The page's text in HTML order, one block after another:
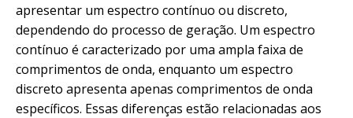
apresentar um espectro contínuo ou discreto,
dependendo do processo de geração. Um espectro
contínuo é caracterizado por uma ampla faixa de
comprimentos de onda, enquanto um espectro
discreto apresenta apenas comprimentos de onda
específicos. Essas diferenças estão relacionadas aos